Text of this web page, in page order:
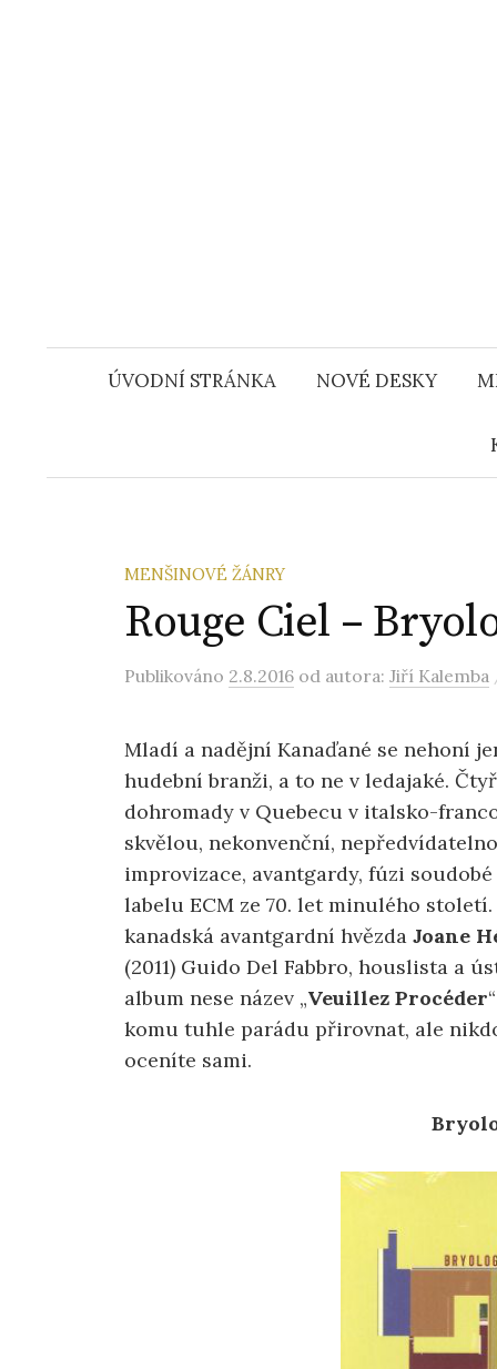
ÚVODNÍ STRÁNKA NOVÉ DESKY
MENŠINOVÉ ŽÁNRY
Rouge Ciel –
Publikováno 2.8.2016 od autora: Jiří Kalemba
Mladí a nadějní Kanaďané se nehoní
hudební branži, a to ne v ledajaké.
dohromady v Quebecu v italsko-
skvělou, nekonvenční,
improvizace, avantgardy, fúzi
labelu ECM ze 70. let minulého
kanadská avantgardní hvězda Joane
(2011) Guido Del Fabbro, houslista a
album nese název „Veuillez Procéder
komu tuhle parádu přirovnat, ale
oceníte sami.